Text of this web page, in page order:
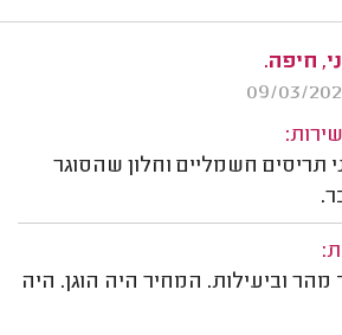
חיפה.
תריסים חשמליים וחלון שהסוגר
מהר וביעילות. המחיר היה הוגן. היה